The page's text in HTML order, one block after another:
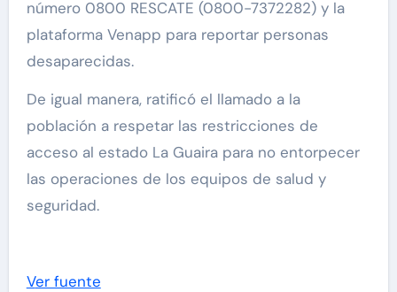
número 0800 RESCATE (0800-7372282) y la
plataforma Venapp para reportar personas
desaparecidas.
De igual manera, ratificó el llamado a la
población a respetar las restricciones de
acceso al estado La Guaira para no entorpecer
las operaciones de los equipos de salud y
seguridad.
Ver fuente